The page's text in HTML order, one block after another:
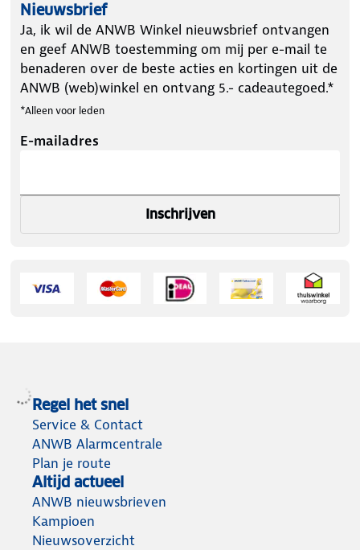
Nieuwsbrief
Ja, ik wil de ANWB Winkel nieuwsbrief ontvangen
en geef ANWB toestemming om mij per e-mail te
benaderen over de beste acties en kortingen uit de
ANWB (web)winkel en ontvang 5.- cadeautegoed.*
*Alleen voor leden
E-mailadres
Inschrijven
Regel het snel
Service & Contact
ANWB Alarmcentrale
Plan je route
Altijd actueel
ANWB nieuwsbrieven
Kampioen
Nieuwsoverzicht